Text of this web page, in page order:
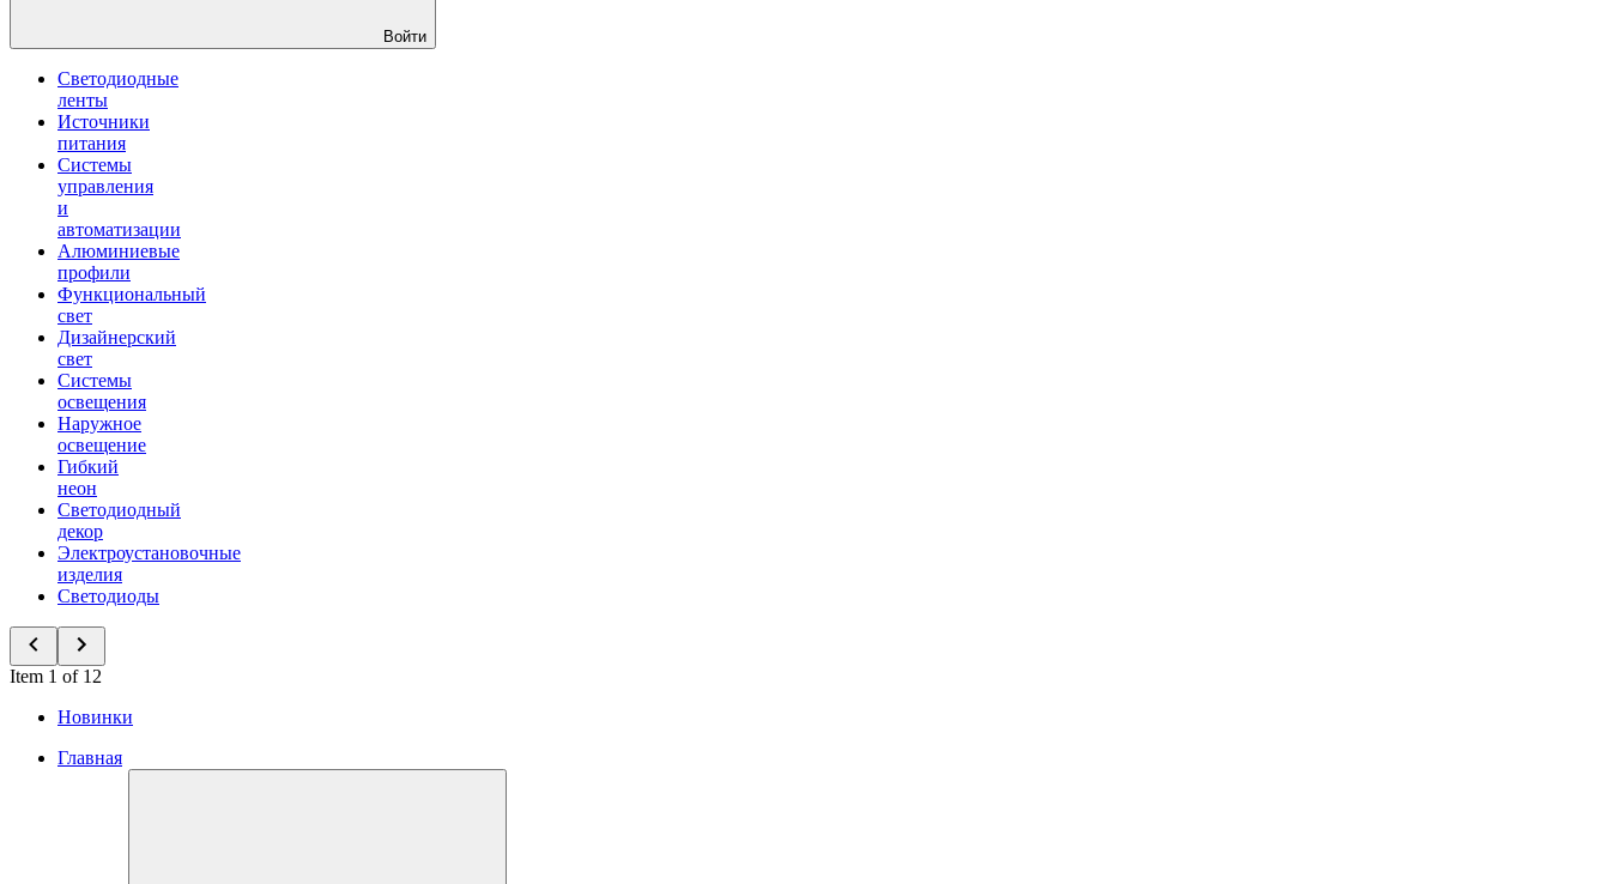
Войти
Светодиодные
ленты
Источники
питания
Системы
управления
и
автоматизации
Алюминиевые
профили
Функциональный
свет
Дизайнерский
свет
Системы
освещения
Наружное
освещение
Гибкий
неон
Светодиодный
декор
Электроустановочные
изделия
Светодиоды
Item 1 of 12
Новинки
Главная